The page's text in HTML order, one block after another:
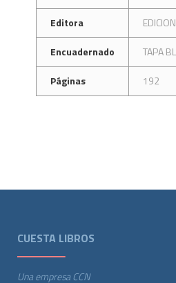
Editora
Encuadernado
TAPA
Páginas
192
CUESTA LIBROS
Una empresa CCN